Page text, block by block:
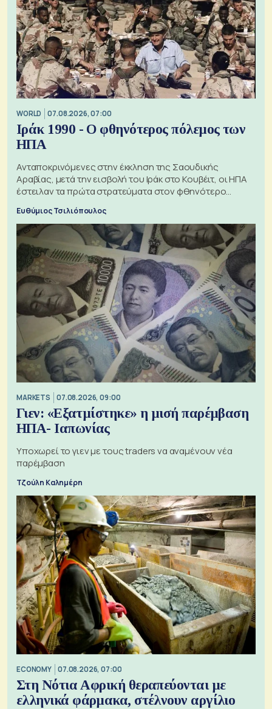
WORLD 07.08.2026, 07:00
Ιράκ 1990 - Ο φθηνότερος πόλεμος των
ΗΠΑ
Ανταποκρινόμενες στην έκκληση της Σαουδικής
Αραβίας, μετά την εισβολή του Ιράκ στο Κουβέιτ, οι ΗΠΑ
έστειλαν τα πρώτα στρατεύματα στον φθηνότερο
πόλεμο της ιστορίας τους
Ευθύμιος Τσιλιόπουλος
MARKETS 07.08.2026, 09:00
Γιεν: «Εξατμίστηκε» η μισή παρέμβαση
ΗΠΑ- Ιαπωνίας
Υποχωρεί το γιεν με τους traders να αναμένουν νέα
παρέμβαση
Τζούλη Καλημέρη
ECONOMY 07.08.2026, 07:00
Στη Νότια Αφρική θεραπεύονται με
ελληνικά φάρμακα, στέλνουν αργίλιο